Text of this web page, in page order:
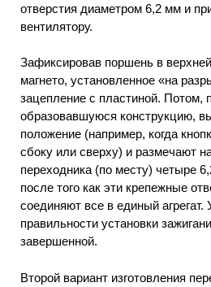
отверстия диаметром 6,2 мм и
вентилятору.
Зафиксировав поршень в
магнето, установленное «на
зацепление с пластиной. Потом,
образовавшуюся конструкцию,
положение (например, когда
сбоку или сверху) и размечают
переходника (по месту) четыре
после того как эти крепежные
соединяют все в единый
правильности установки
завершенной.
Второй вариант изготовления